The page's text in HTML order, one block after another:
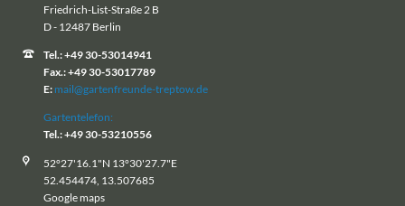
Friedrich-List-Straße 2 B
D - 12487 Berlin
Tel.: +49 30-53014941
Fax.: +49 30-53017789
E: mail@gartenfreunde-treptow.de
Gartentelefon:
Tel.: +49 30-53210556
52°27'16.1"N 13°30'27.7"E
52.454474, 13.507685
Google maps